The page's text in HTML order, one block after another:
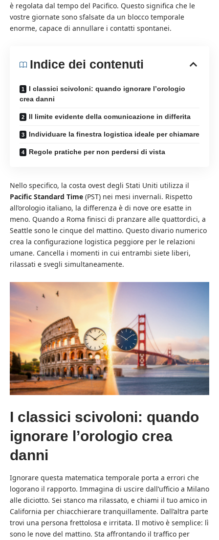
è regolata dal tempo del Pacifico. Questo significa che le
vostre giornate sono sfalsate da un blocco temporale
enorme, capace di annullare i contatti spontanei.
Indice dei contenuti
I classici scivoloni: quando ignorare l’orologio
crea danni
Il limite evidente della comunicazione in differita
Individuare la finestra logistica ideale per chiamare
Regole pratiche per non perdersi di vista
Nello specifico, la costa ovest degli Stati Uniti utilizza il
Pacific Standard Time (PST) nei mesi invernali. Rispetto
all’orologio italiano, la differenza è di nove ore esatte in
meno. Quando a Roma finisci di pranzare alle quattordici, a
Seattle sono le cinque del mattino. Questo divario numerico
crea la configurazione logistica peggiore per le relazioni
umane. Cancella i momenti in cui entrambi siete liberi,
rilassati e svegli simultaneamente.
I classici scivoloni: quando
ignorare l’orologio crea
danni
Ignorare questa matematica temporale porta a errori che
logorano il rapporto. Immagina di uscire dall’ufficio a Milano
alle diciotto. Sei stanco ma rilassato, e chiami il tuo amico in
California per chiacchierare tranquillamente. Dall’altra parte
trovi una persona frettolosa e irritata. Il motivo è semplice: lì
sono le nove del mattino. Sta affrontando il traffico per